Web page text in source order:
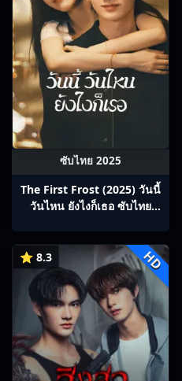
ซับไทย 2025
The First Frost (2025) วันนี้
วันไหน ยังไงก็เธอ ซับไทย
⭐ 8.3 HD